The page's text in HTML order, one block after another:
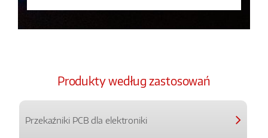
Produkty według zastosowań
Przekaźniki PCB dla elektroniki